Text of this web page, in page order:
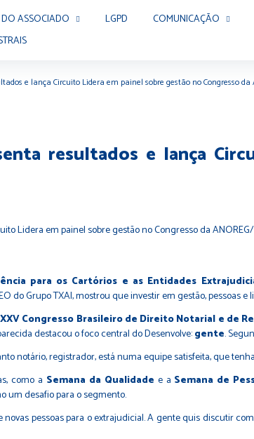
ASSOCIADO LGPD COMUNICAÇÃO
e lança Circuito Lidera em painel sobre gestão no Congresso da
resultados e lança
para os Cartórios e as Entidades
do Grupo TXAI, mostrou que investir em gestão,
XXV Congresso Brasileiro de Direito Notarial e de
destacou o foco central do Desenvolve:gente.
notário, registrador, está numa equipe satisfeita, que
como a Semana da Qualidade e a Semana de
um desafio para o segmento.
pessoas para o extrajudicial. A gente quis discutir